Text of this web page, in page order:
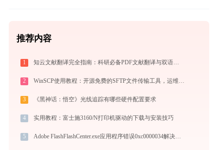
推荐内容
1 知云文献翻译完全指南：科研必备PDF文献翻译与双语对照阅读效率工具（2026最新）
2 WinSCP使用教程：开源免费的SFTP文件传输工具，运维必备远程管理利器
3 《黑神话：悟空》光线追踪有哪些硬件配置要求
4 实用教程：富士施3160/N打印机驱动的下载与安装技巧
5 Adobe FlashFlashCenter.exe应用程序错误0xc0000034解决方法